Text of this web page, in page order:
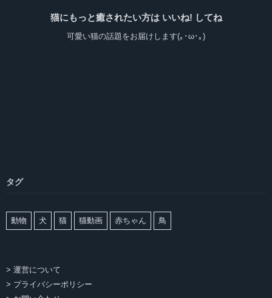
猫にもっと癒されたい方は いいね! してね
可愛い猫の話題をお届けします(｡･ω･｡)
タグ
動物 犬 猫 猫動画 赤ちゃん 鳥
> 運営について
> プライバシーポリシー